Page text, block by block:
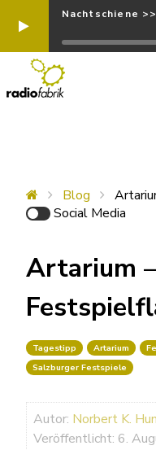
Nachtschiene
Blog
Social Media
Artarium
Tagestipp Artarium
Salzburger Festspiele
Autor: Norbert K.
Veröffentlicht: 6.